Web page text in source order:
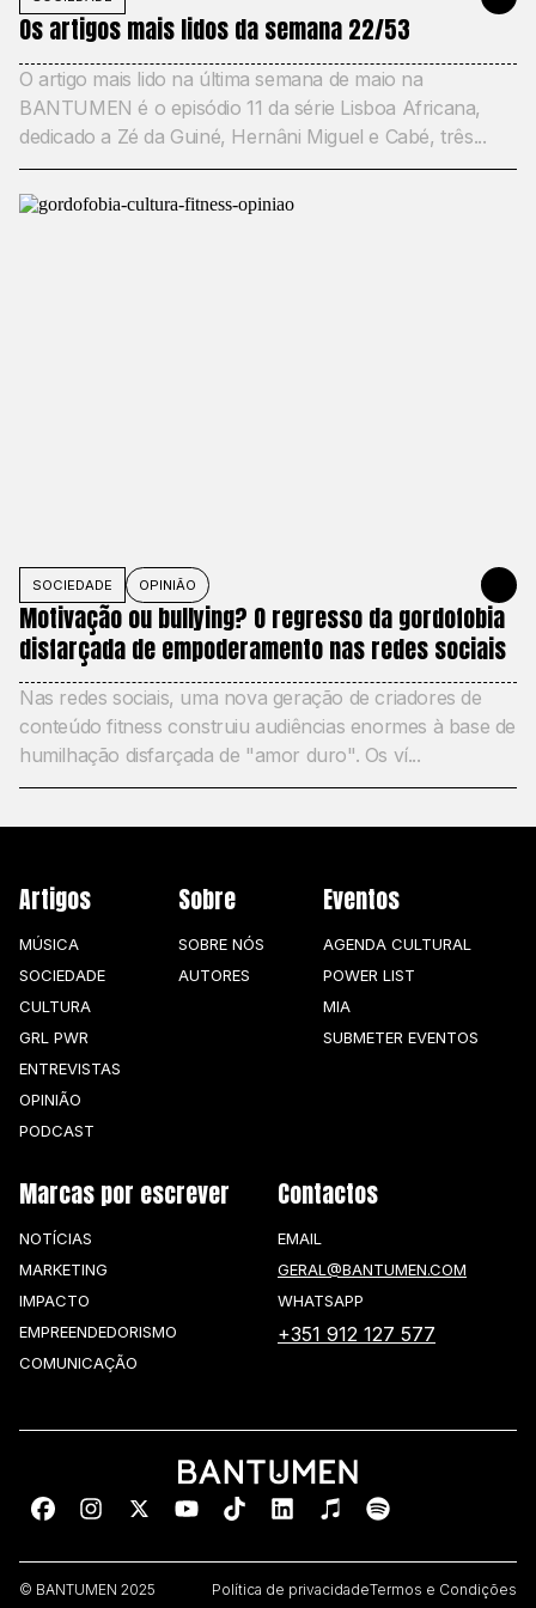
Os artigos mais lidos da semana 22/53
O artigo mais lido na última semana de maio na
BANTUMEN é o episódio 11 da série Lisboa Africana,
dedicado a Zé da Guiné, Hernâni Miguel e Cabé, três...
SOCIEDADE OPINIÃO 27 DE
Motivação ou bullying? O regresso da gordofobia
disfarçada de empoderamento nas redes sociais
Nas redes sociais, uma nova geração de criadores de
conteúdo fitness construiu audiências enormes à base de
humilhação disfarçada de "amor duro". Os ví...
Artigos
MÚSICA
SOCIEDADE
CULTURA
GRL PWR
ENTREVISTAS
OPINIÃO
PODCAST
Sobre
SOBRE NÓS
AUTORES
Eventos
AGENDA CULTURAL
POWER LIST
MIA
SUBMETER EVENTOS
Marcas por escrever
NOTÍCIAS
MARKETING
IMPACTO
EMPREENDEDORISMO
COMUNICAÇÃO
Contactos
EMAIL
GERAL@BANTUMEN.COM
WHATSAPP
+351 912 127 577
© BANTUMEN 2025 Política de privacidadeTermos e Condições